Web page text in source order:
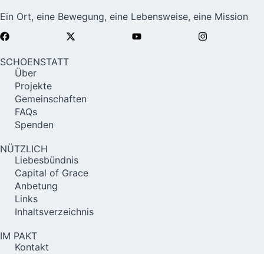
Ein Ort, eine Bewegung, eine Lebensweise, eine Mission
SCHOENSTATT
Über
Projekte
Gemeinschaften
FAQs
Spenden
NÜTZLICH
Liebesbündnis
Capital of Grace
Anbetung
Links
Inhaltsverzeichnis
IM PAKT
Kontakt